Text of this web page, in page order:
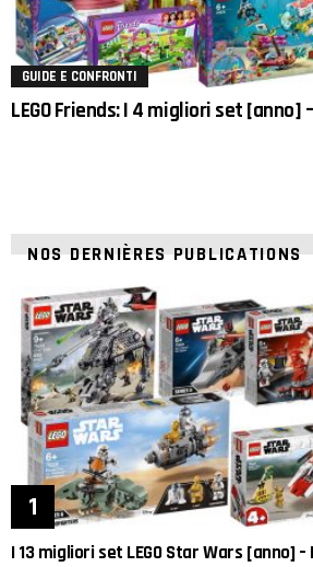
GUIDE E CONFRONTI
LEGO Friends: I 4 migliori set [anno]
NOS DERNIÈRES PUBLICATIONS
I 13 migliori set LEGO Star Wars [anno]